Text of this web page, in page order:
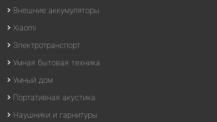
Внешние аккумуляторы
Xiaomi
Электротранспорт
Умная бытовая техника
Умный дом
Портативная акустика
Наушники и гарнитуры